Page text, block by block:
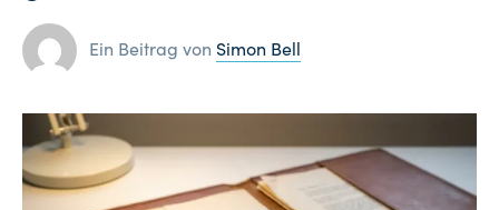
Ein Beitrag von Simon Bell